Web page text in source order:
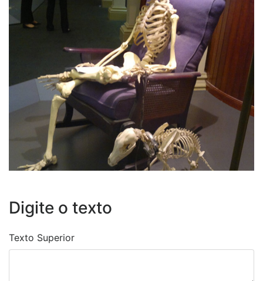
Digite o texto
Texto Superior